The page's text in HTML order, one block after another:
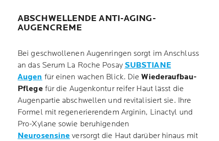
ABSCHWELLENDE ANTI-AGING-
AUGENCREME
Bei geschwollenen Augenringen sorgt im Anschluss
an das Serum La Roche Posay SUBSTIANE
Augen für einen wachen Blick. DieWiederaufbau-
Pflege für die Augenkontur reifer Haut lässt die
Augenpartie abschwellen und revitalisiert sie. Ihre
Formel mit regenerierendem Arginin, Linactyl und
Pro-Xylane sowie beruhigenden
Neurosensine versorgt die Haut darüber hinaus mit